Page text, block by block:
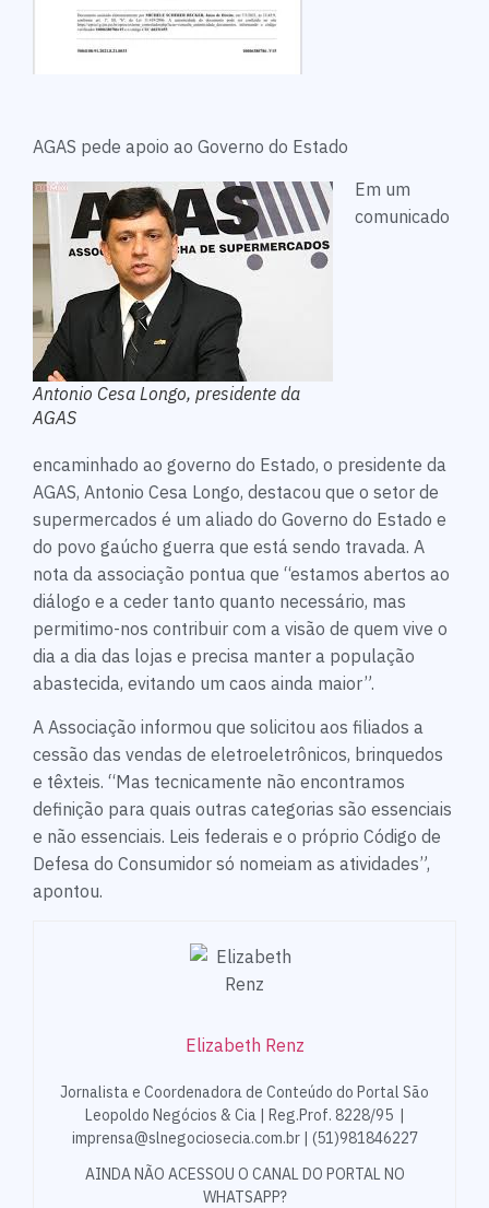
AGAS pede apoio ao Governo do Estado
Antonio Cesa Longo, presidente da
AGAS
Em um
comunicado
encaminhado ao governo do Estado, o presidente da
AGAS, Antonio Cesa Longo, destacou que o setor de
supermercados é um aliado do Governo do Estado e
do povo gaúcho guerra que está sendo travada. A
nota da associação pontua que “estamos abertos ao
diálogo e a ceder tanto quanto necessário, mas
permitimo-nos contribuir com a visão de quem vive o
dia a dia das lojas e precisa manter a população
abastecida, evitando um caos ainda maior”.
A Associação informou que solicitou aos filiados a
cessão das vendas de eletroeletrônicos, brinquedos
e têxteis. “Mas tecnicamente não encontramos
definição para quais outras categorias são essenciais
e não essenciais. Leis federais e o próprio Código de
Defesa do Consumidor só nomeiam as atividades”,
apontou.
Elizabeth Renz
Jornalista e Coordenadora de Conteúdo do Portal São
Leopoldo Negócios & Cia | Reg.Prof. 8228/95 |
imprensa@slnegociosecia.com.br | (51)981846227
AINDA NÃO ACESSOU O CANAL DO PORTAL NO
WHATSAPP?